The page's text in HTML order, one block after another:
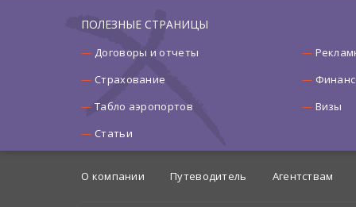
ПОЛЕЗНЫЕ СТРАНИЦЫ
Договоры и отчеты
Страхование
Табло аэропортов
Визы
Статьи
О компании Путеводитель Агентствам